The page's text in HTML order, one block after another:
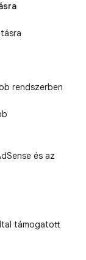
rendszerben
és az
támogatott